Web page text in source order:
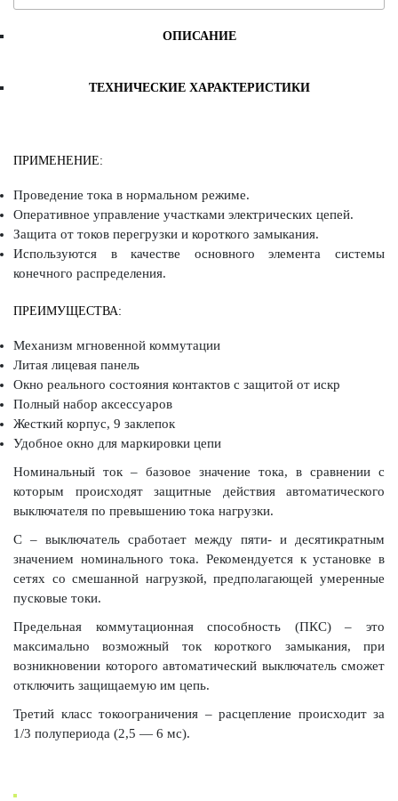
ОПИСАНИЕ
ТЕХНИЧЕСКИЕ ХАРАКТЕРИСТИКИ
ПРИМЕНЕНИЕ:
Проведение тока в нормальном режиме.
Оперативное управление участками электрических цепей.
Защита от токов перегрузки и короткого замыкания.
Используются в качестве основного элемента системы
конечного распределения.
ПРЕИМУЩЕСТВА:
Механизм мгновенной коммутации
Литая лицевая панель
Окно реального состояния контактов с защитой от искр
Полный набор аксессуаров
Жесткий корпус, 9 заклепок
Удобное окно для маркировки цепи
Номинальный ток – базовое значение тока, в сравнении с
которым происходят защитные действия автоматического
выключателя по превышению тока нагрузки.
С – выключатель сработает между пяти- и десятикратным
значением номинального тока. Рекомендуется к установке в
сетях со смешанной нагрузкой, предполагающей умеренные
пусковые токи.
Предельная коммутационная способность (ПКС) – это
максимально возможный ток короткого замыкания, при
возникновении которого автоматический выключатель сможет
отключить защищаемую им цепь.
Третий класс токоограничения – расцепление происходит за
1/3 полупериода (2,5 — 6 мс).